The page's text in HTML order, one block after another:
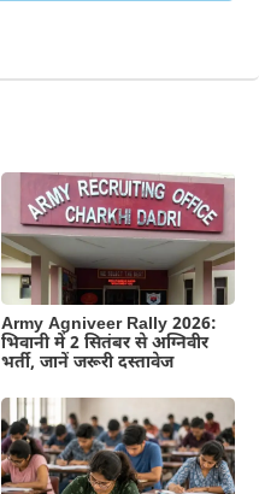
Army Agniveer Rally 2026:
भिवानी में 2 सितंबर से अग्निवीर
भर्ती, जानें जरूरी दस्तावेज